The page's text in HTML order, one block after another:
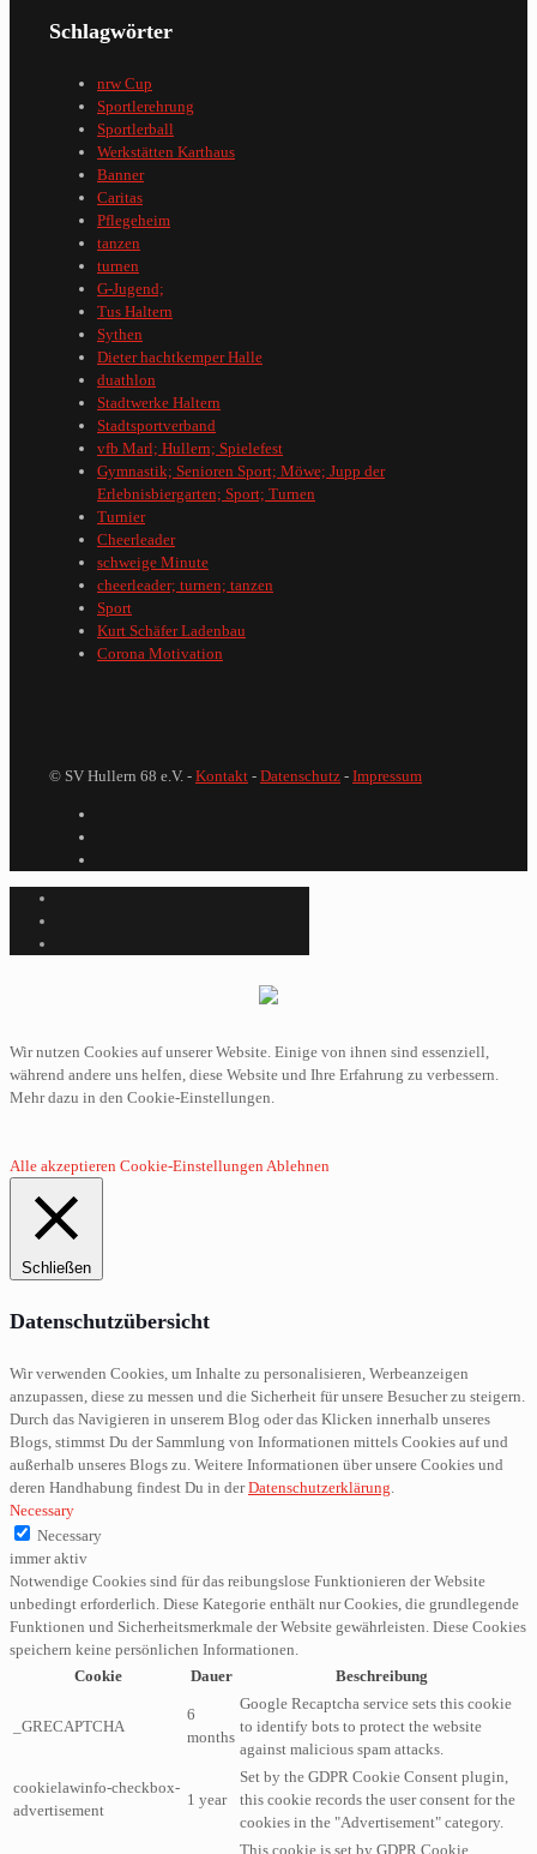
Schlagwörter
nrw Cup
Sportlerehrung
Sportlerball
Werkstätten Karthaus
Banner
Caritas
Pflegeheim
tanzen
turnen
G-Jugend;
Tus Haltern
Sythen
Dieter hachtkemper Halle
duathlon
Stadtwerke Haltern
Stadtsportverband
vfb Marl; Hullern; Spielefest
Gymnastik; Senioren Sport; Möwe; Jupp der
Erlebnisbiergarten; Sport; Turnen
Turnier
Cheerleader
schweige Minute
cheerleader; turnen; tanzen
Sport
Kurt Schäfer Ladenbau
Corona Motivation
© SV Hullern 68 e.V. - Kontakt - Datenschutz - Impressum
Wir nutzen Cookies auf unserer Website. Einige von ihnen sind essenziell,
während andere uns helfen, diese Website und Ihre Erfahrung zu verbessern.
Mehr dazu in den Cookie-Einstellungen.
Alle akzeptieren Cookie-EinstellungenAblehnen
Schließen
Datenschutzübersicht
Wir verwenden Cookies, um Inhalte zu personalisieren, Werbeanzeigen
anzupassen, diese zu messen und die Sicherheit für unsere Besucher zu steigern.
Durch das Navigieren in unserem Blog oder das Klicken innerhalb unseres
Blogs, stimmst Du der Sammlung von Informationen mittels Cookies auf und
außerhalb unseres Blogs zu. Weitere Informationen über unsere Cookies und
deren Handhabung findest Du in derDatenschutzerklärung.
Necessary
Necessary
immer aktiv
Notwendige Cookies sind für das reibungslose Funktionieren der Website
unbedingt erforderlich. Diese Kategorie enthält nur Cookies, die grundlegende
Funktionen und Sicherheitsmerkmale der Website gewährleisten. Diese Cookies
speichern keine persönlichen Informationen.
Cookie
Dauer Beschreibung
_GRECAPTCHA
6
months
Google Recaptcha service sets this cookie
to identify bots to protect the website
against malicious spam attacks.
cookielawinfo-checkbox-
advertisement
1 year
Set by the GDPR Cookie Consent plugin,
this cookie records the user consent for the
cookies in the "Advertisement" category.
This cookie is set by GDPR Cookie